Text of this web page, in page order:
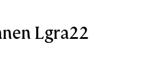
Lgra22